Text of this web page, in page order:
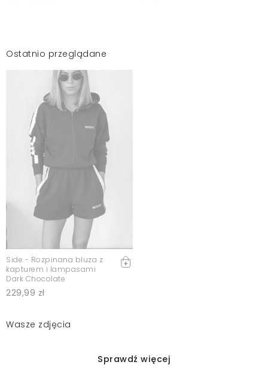
Ostatnio przeglądane
Side - Rozpinana bluza z
kapturem i lampasami
Dark Chocolate
229,99 zł
Wasze zdjęcia
Sprawdź więcej